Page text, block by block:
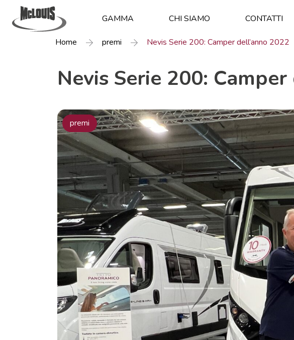
GAMMA CHI SIAMO CONTATTI
Home premi Nevis Serie 200: Camper dell’anno 2022
Nevis Serie 200:
premi